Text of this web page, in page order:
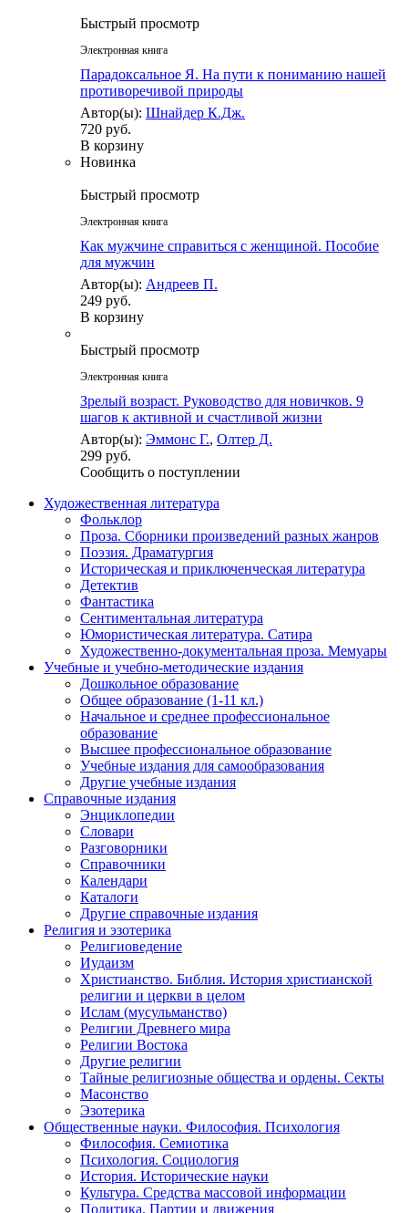
Быстрый просмотр
Электронная книга
Парадоксальное Я. На пути к пониманию нашей
противоречивой природы
Автор(ы): Шнайдер К.Дж.
720 руб.
В корзину
Новинка
Быстрый просмотр
Электронная книга
Как мужчине справиться с женщиной. Пособие
для мужчин
Автор(ы): Андреев П.
249 руб.
В корзину
Быстрый просмотр
Электронная книга
Зрелый возраст. Руководство для новичков. 9
шагов к активной и счастливой жизни
Автор(ы): Эммонс Г., Олтер Д.
299 руб.
Сообщить о поступлении
Художественная литература
Фольклор
Проза. Сборники произведений разных жанров
Поэзия. Драматургия
Историческая и приключенческая литература
Детектив
Фантастика
Сентиментальная литература
Юмористическая литература. Сатира
Художественно-документальная проза. Мемуары
Учебные и учебно-методические издания
Дошкольное образование
Общее образование (1-11 кл.)
Начальное и среднее профессиональное
образование
Высшее профессиональное образование
Учебные издания для самообразования
Другие учебные издания
Справочные издания
Энциклопедии
Словари
Разговорники
Справочники
Календари
Каталоги
Другие справочные издания
Религия и эзотерика
Религиоведение
Иудаизм
Христианство. Библия. История христианской
религии и церкви в целом
Ислам (мусульманство)
Религии Древнего мира
Религии Востока
Другие религии
Тайные религиозные общества и ордены. Секты
Масонство
Эзотерика
Общественные науки. Философия. Психология
Философия. Семиотика
Психология. Социология
История. Исторические науки
Культура. Средства массовой информации
Политика. Партии и движения